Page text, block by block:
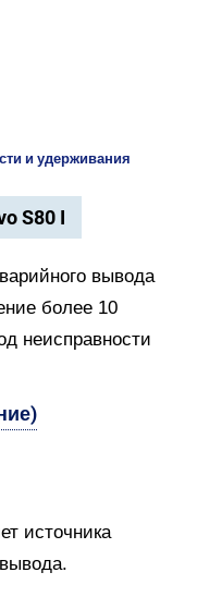
и удерживания
S80 I
вывода
более 10
неисправности
источника